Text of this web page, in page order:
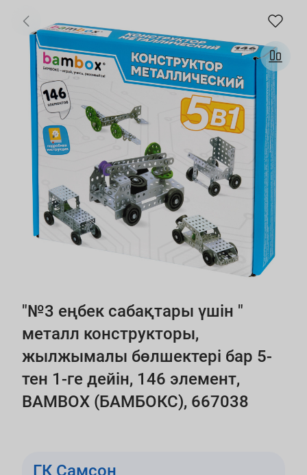
"№3 еңбек сабақтары үшін "
металл конструкторы,
жылжымалы бөлшектері бар 5-
тен 1-ге дейін, 146 элемент,
BAMBOX (БАМБОКС), 667038
ГК Самсон